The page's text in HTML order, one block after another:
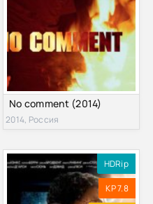
No comment (2014)
2014, Россия
HDRip
KP 7.8